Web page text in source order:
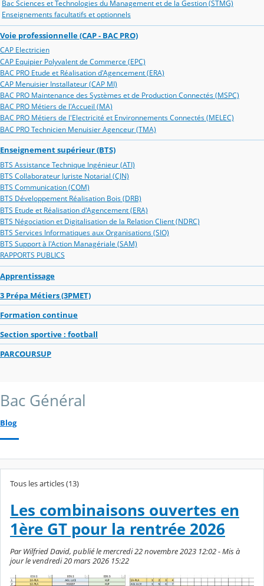
Bac Sciences et Technologies du Management et de la Gestion (STMG)
Enseignements facultatifs et optionnels
Voie professionnelle (CAP - BAC PRO)
CAP Electricien
CAP Equipier Polyvalent de Commerce (EPC)
BAC PRO Etude et Réalisation d'Agencement (ERA)
CAP Menuisier Installateur (CAP MI)
BAC PRO Maintenance des Systèmes et de Production Connectés (MSPC)
BAC PRO Métiers de l'Accueil (MA)
BAC PRO Métiers de l'Electricité et Environnements Connectés (MELEC)
BAC PRO Technicien Menuisier Agenceur (TMA)
Enseignement supérieur (BTS)
BTS Assistance Technique Ingénieur (ATI)
BTS Collaborateur Juriste Notarial (CJN)
BTS Communication (COM)
BTS Développement Réalisation Bois (DRB)
BTS Etude et Réalisation d'Agencement (ERA)
BTS Négociation et Digitalisation de la Relation Client (NDRC)
BTS Services Informatiques aux Organisations (SIO)
BTS Support à l'Action Managériale (SAM)
RAPPORTS PUBLICS
Apprentissage
3 Prépa Métiers (3PMET)
Formation continue
Section sportive : football
PARCOURSUP
Bac Général
Blog
Tous les articles (13)
Les combinaisons ouvertes en
1ère GT pour la rentrée 2026
Par Wilfried David, publié le mercredi 22 novembre 2023 12:02 - Mis à
jour le vendredi 20 mars 2026 15:22